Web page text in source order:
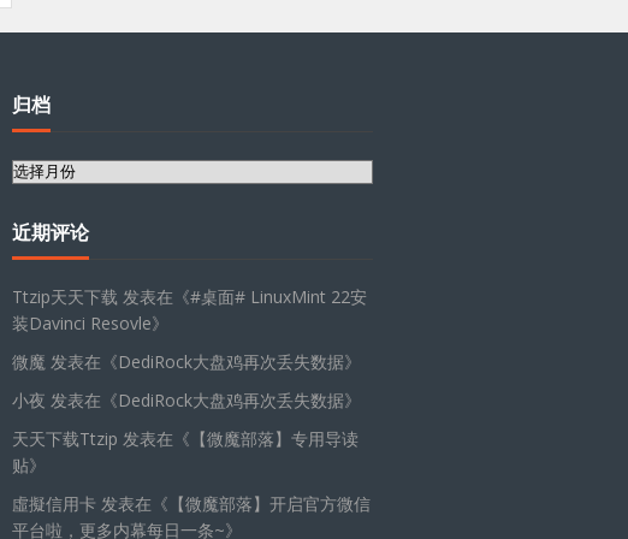
归档
归
近期评论
Ttzip天天下载 发表在《#桌面# LinuxMint 22安
装Davinci Resovle》
微魔 发表在《DediRock大盘鸡再次丢失数据》
小夜 发表在《DediRock大盘鸡再次丢失数据》
天天下载Ttzip 发表在《 【微魔部落】专用导读
贴》
虛擬信用卡 发表在《 【微魔部落】开启官方微信
平台啦，更多内幕每日一条~》